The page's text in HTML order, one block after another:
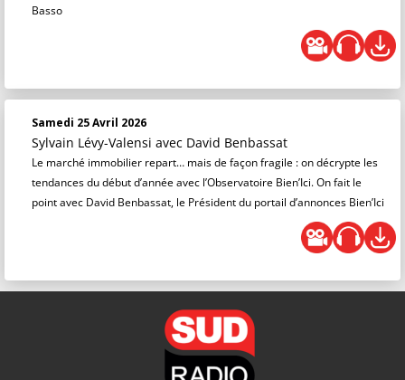
Basso
Samedi 25 Avril 2026
Sylvain Lévy-Valensi avec David Benbassat
Le marché immobilier repart… mais de façon fragile : on décrypte les
tendances du début d’année avec l’Observatoire Bien’Ici. On fait le
point avec David Benbassat, le Président du portail d’annonces Bien’Ici